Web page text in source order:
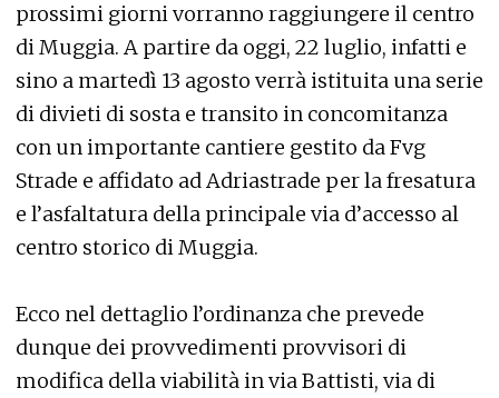
prossimi giorni vorranno raggiungere il centro
di Muggia. A partire da oggi, 22 luglio, infatti e
sino a martedì 13 agosto verrà istituita una serie
di divieti di sosta e transito in concomitanza
con un importante cantiere gestito da Fvg
Strade e affidato ad Adriastrade per la fresatura
e l’asfaltatura della principale via d’accesso al
centro storico di Muggia.
Ecco nel dettaglio l’ordinanza che prevede
dunque dei provvedimenti provvisori di
modifica della viabilità in via Battisti, via di